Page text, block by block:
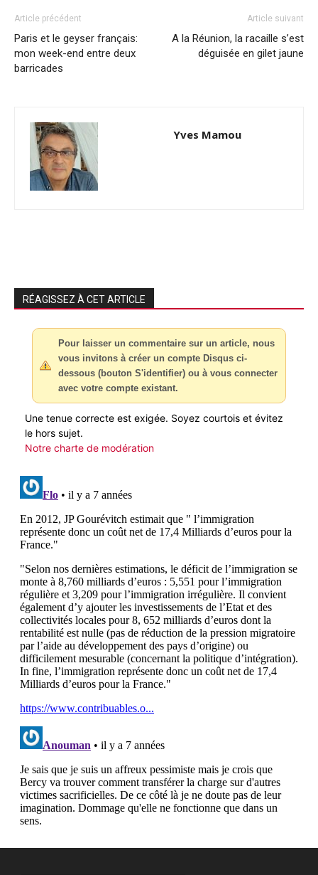
Article précédent
Paris et le geyser français:
mon week-end entre deux
barricades
Article suivant
A la Réunion, la racaille s’est
déguisée en gilet jaune
Yves Mamou
RÉAGISSEZ À CET ARTICLE
Pour laisser un commentaire sur un article, nous
vous invitons à créer un compte Disqus ci-
dessous (bouton S'identifier) ou à vous connecter
avec votre compte existant.
Une tenue correcte est exigée. Soyez courtois et évitez
le hors sujet.
Notre charte de modération